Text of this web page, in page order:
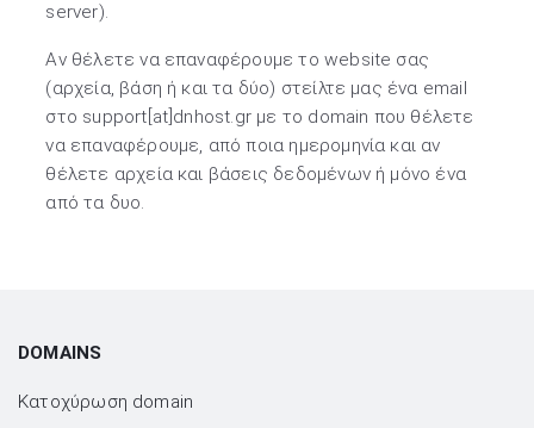
server).
Αν θέλετε να επαναφέρουμε το website σας
(αρχεία, βάση ή και τα δύο) στείλτε μας ένα email
στο support[at]dnhost.gr με το domain που θέλετε
να επαναφέρουμε, από ποια ημερομηνία και αν
θέλετε αρχεία και βάσεις δεδομένων ή μόνο ένα
από τα δυο.
DOMAINS
Κατοχύρωση domain